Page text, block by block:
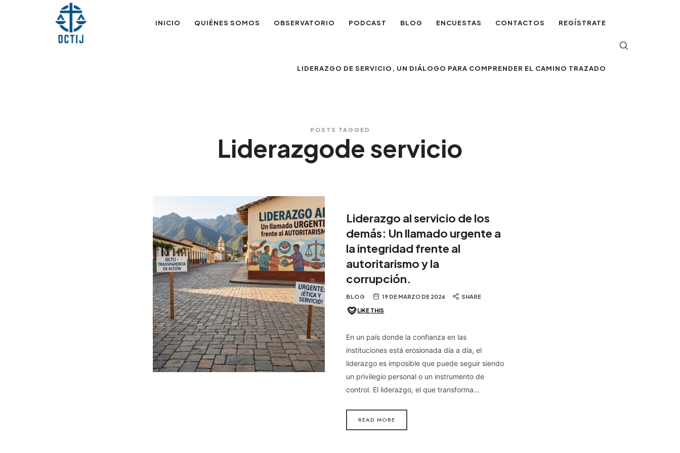
OTIJobservadorINICIO QUIÉNES SOMOS OBSERVATORIO PODCAST BLOG ENCUESTAS CONTACTOS REGÍSTRATE
LIDERAZGO DE SERVICIO, UN DIÁLOGO PARA COMPRENDER EL CAMINO TRAZADO
POSTS TAGGED
Liderazgode servicio
Liderazgo al servicio de los
demás: Un llamado urgente a
la integridad frente al
autoritarismo y la
corrupción.
BLOG 19 DE MARZO DE 2026 SHARE
LIKE THIS
En un país donde la confianza en las
instituciones está erosionada día a día, el
liderazgo es imposible que puede seguir siendo
un privilegio personal o un instrumento de
control. El liderazgo, el que transforma…
READ MORE